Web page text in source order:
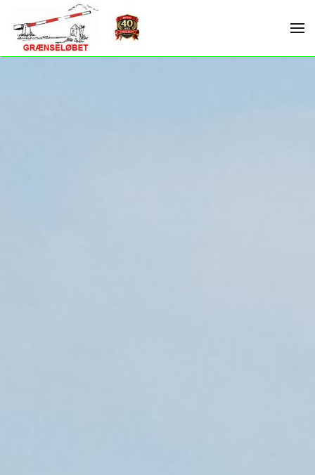
Skip to main content